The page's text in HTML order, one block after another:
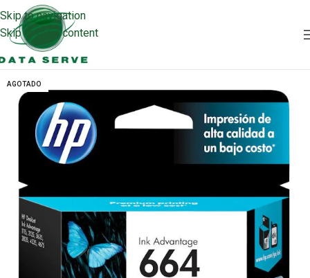
Skip to navigation
Skip to main content
AGOTADO